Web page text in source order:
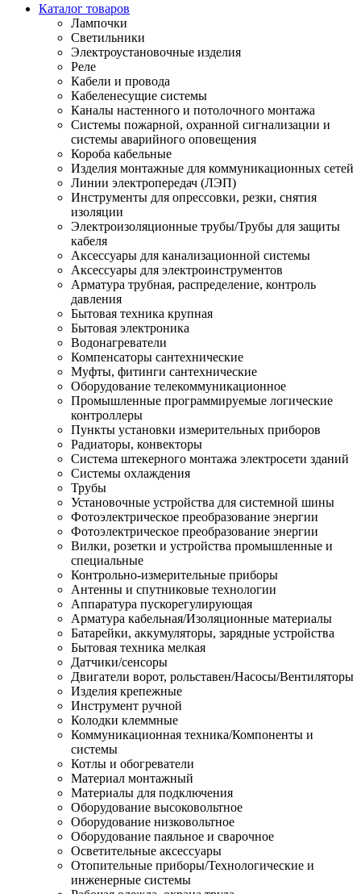
Каталог товаров
Лампочки
Светильники
Электроустановочные изделия
Реле
Кабели и провода
Кабеленесущие системы
Каналы настенного и потолочного монтажа
Системы пожарной, охранной сигнализации и
системы аварийного оповещения
Короба кабельные
Изделия монтажные для коммуникационных сетей
Линии электропередач (ЛЭП)
Инструменты для опрессовки, резки, снятия
изоляции
Электроизоляционные трубы/Трубы для защиты
кабеля
Аксессуары для канализационной системы
Аксессуары для электроинструментов
Арматура трубная, распределение, контроль
давления
Бытовая техника крупная
Бытовая электроника
Водонагреватели
Компенсаторы сантехнические
Муфты, фитинги сантехнические
Оборудование телекоммуникационное
Промышленные программируемые логические
контроллеры
Пункты установки измерительных приборов
Радиаторы, конвекторы
Система штекерного монтажа электросети зданий
Системы охлаждения
Трубы
Установочные устройства для системной шины
Фотоэлектрическое преобразование энергии
Фотоэлектрическое преобразование энергии
Вилки, розетки и устройства промышленные и
специальные
Контрольно-измерительные приборы
Антенны и спутниковые технологии
Аппаратура пускорегулирующая
Арматура кабельная/Изоляционные материалы
Батарейки, аккумуляторы, зарядные устройства
Бытовая техника мелкая
Датчики/сенсоры
Двигатели ворот, рольставен/Насосы/Вентиляторы
Изделия крепежные
Инструмент ручной
Колодки клеммные
Коммуникационная техника/Компоненты и
системы
Котлы и обогреватели
Материал монтажный
Материалы для подключения
Оборудование высоковольтное
Оборудование низковольтное
Оборудование паяльное и сварочное
Осветительные аксессуары
Отопительные приборы/Технологические и
инженерные системы